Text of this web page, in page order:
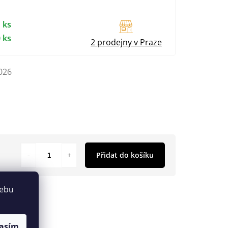
Přidat do košíku
ks
ks 2 prodejny v Praze